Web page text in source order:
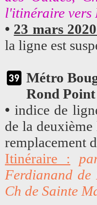
l'itinéraire vers
• 23 mars
la ligne est
Métro
Rond
• indice de
de la
remplacement
Itinéraire :
Ferdianand de
Ch de Sainte